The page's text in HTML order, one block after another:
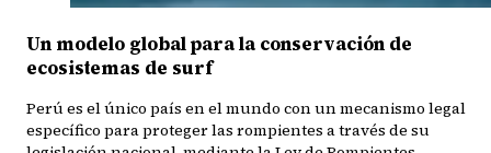
Un modelo global para la conservación de
ecosistemas de surf
Perú es el único país en el mundo con un mecanismo legal
específico para proteger las rompientes a través de su